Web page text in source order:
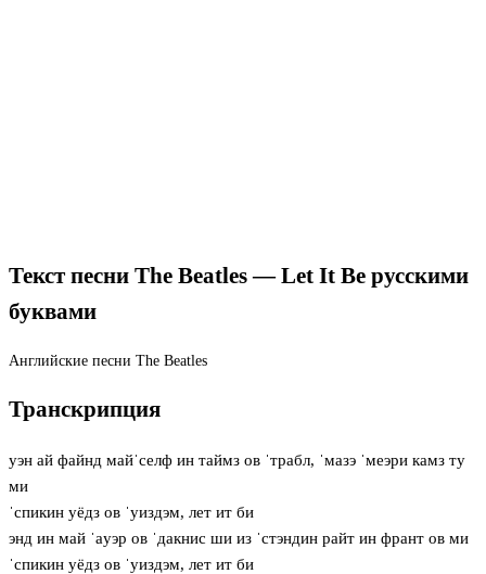
Текст песни The Beatles — Let It Be русскими
буквами
Английские песни The Beatles
Транскрипция
уэн ай файнд майˈселф ин таймз ов ˈтрабл, ˈмазэ ˈмеэри камз ту
ми
ˈспикин уёдз ов ˈуиздэм, лет ит би
энд ин май ˈaуэр ов ˈдакнис ши из ˈстэндин райт ин франт ов ми
ˈспикин уёдз ов ˈуиздэм, лет ит би